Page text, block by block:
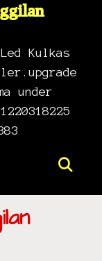
Kulkas
under